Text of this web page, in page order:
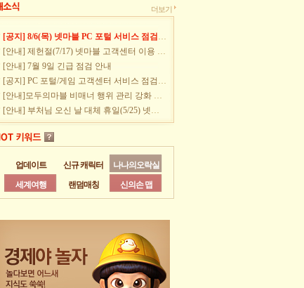
더보기
[공지] 8/6(목) 넷마블 PC 포털 서비스 점검안내
[안내] 제헌절(7/17) 넷마블 고객센터 이용 안내
[안내] 7월 9일 긴급 점검 안내
[공지] PC 포털/게임 고객센터 서비스 점검 안내
[안내]모두의마블 비매너 행위 관리 강화 안내
[안내] 부처님 오신 날 대체 휴일(5/25) 넷마블 고객센터 이용 안내
업데이트 신규 캐릭터
나나의오락실
세계여행
랜덤매칭 신의손 맵